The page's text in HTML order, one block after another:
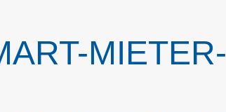
MIETER-